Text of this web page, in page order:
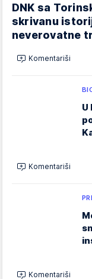
DNK sa
skrivanu
neverovatne
Komentariši
U
Komentariši
Komentariši